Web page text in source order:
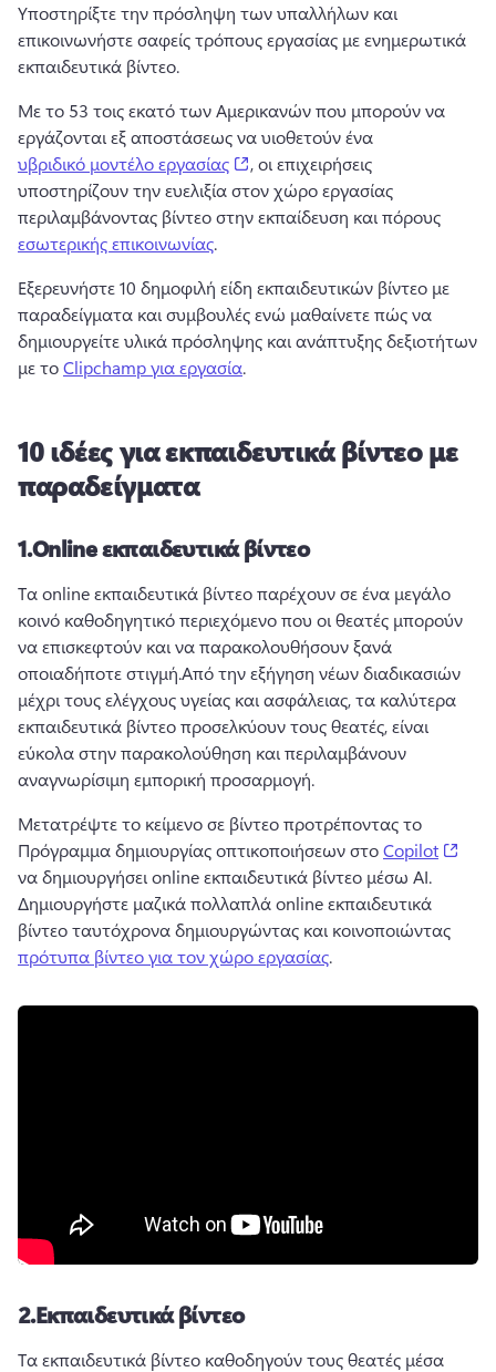
Υποστηρίξτε την πρόσληψη των υπαλλήλων και
επικοινωνήστε σαφείς τρόπους εργασίας με ενημερωτικά
εκπαιδευτικά βίντεο.
Με το 53 τοις εκατό των Αμερικανών που μπορούν να
εργάζονται εξ αποστάσεως να υιοθετούν ένα
υβριδικό μοντέλο εργασίας
(opens in a new tab)
, οι επιχειρήσεις
υποστηρίζουν την ευελιξία στον χώρο εργασίας
περιλαμβάνοντας βίντεο στην εκπαίδευση και πόρους
εσωτερικής επικοινωνίας.
Εξερευνήστε 10 δημοφιλή είδη εκπαιδευτικών βίντεο με
παραδείγματα και συμβουλές ενώ μαθαίνετε πώς να
δημιουργείτε υλικά πρόσληψης και ανάπτυξης δεξιοτήτων
με το Clipchamp για εργασία.
10 ιδέες για εκπαιδευτικά βίντεο με
παραδείγματα
1.Online εκπαιδευτικά βίντεο
Τα online εκπαιδευτικά βίντεο παρέχουν σε ένα μεγάλο
κοινό καθοδηγητικό περιεχόμενο που οι θεατές μπορούν
να επισκεφτούν και να παρακολουθήσουν ξανά
οποιαδήποτε στιγμή.Από την εξήγηση νέων διαδικασιών
μέχρι τους ελέγχους υγείας και ασφάλειας, τα καλύτερα
εκπαιδευτικά βίντεο προσελκύουν τους θεατές, είναι
εύκολα στην παρακολούθηση και περιλαμβάνουν
αναγνωρίσιμη εμπορική προσαρμογή.
Μετατρέψτε το κείμενο σε βίντεο προτρέποντας το
Πρόγραμμα δημιουργίας οπτικοποιήσεων στο Copilot
Δημιουργήστε μαζικά πολλαπλά online εκπαιδευτικά
βίντεο ταυτόχρονα δημιουργώντας και κοινοποιώντας
πρότυπα βίντεο για τον χώρο εργασίας.
2.Εκπαιδευτικά βίντεο
Τα εκπαιδευτικά βίντεο καθοδηγούν τους θεατές μέσα